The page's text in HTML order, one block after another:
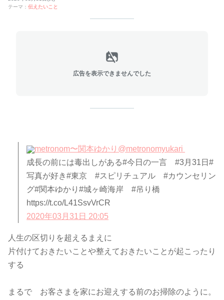
テーマ： 伝えたいこと
広告を表示できませんでした
metronom〜関本ゆかり @metronomyukari
成長の前には毒出しがある#今日の一言 #3月31日#
写真が好き#東京 #スピリチュアル #カウンセリン
グ#関本ゆかり#城ヶ崎海岸 #吊り橋
https://t.co/L41SsvVrCR
2020年03月31日 20:05
人生の区切りを超えるまえに
片付けておきたいことや整えておきたいことが起こったり
する
まるで お客さまを家にお迎えする前のお掃除のように。